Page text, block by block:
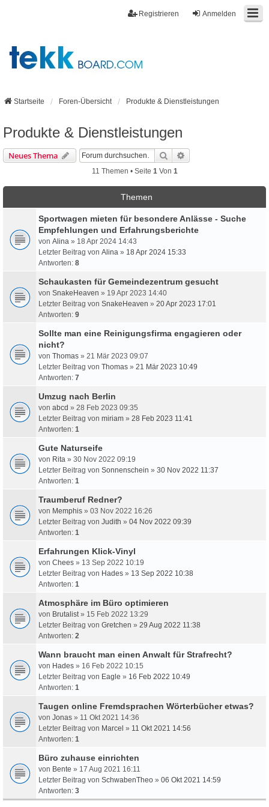
Anmelden
Registrieren
Startseite Foren-Übersicht Produkte & Dienstleistungen
Produkte & Dienstleistungen
Neues Thema Suche
11 Themen • Seite 1Von 1
Themen
Sportwagen mieten für besondere Anlässe - Suche
Empfehlungen und Erfahrungsberichte
von Alina » 18 Apr 2024 14:43
Letzter Beitrag von Alina » 18 Apr 2024 15:33
Antworten: 8
Schaukasten für Gemeindezentrum gesucht
von SnakeHeaven » 19 Apr 2023 14:40
Letzter Beitrag von SnakeHeaven » 20 Apr 2023 17:01
Antworten: 9
Sollte man eine Reinigungsfirma engagieren oder
nicht?
von Thomas » 21 Mär 2023 09:07
Letzter Beitrag von Thomas » 21 Mär 2023 10:49
Antworten: 7
Umzug nach Berlin
von abcd » 28 Feb 2023 09:35
Letzter Beitrag von miriam » 28 Feb 2023 11:41
Antworten: 1
Gute Naturseife
von Rita » 30 Nov 2022 09:19
Letzter Beitrag von Sonnenschein » 30 Nov 2022 11:37
Antworten: 1
Traumberuf Redner?
von Memphis » 03 Nov 2022 16:26
Letzter Beitrag von Judith » 04 Nov 2022 09:39
Antworten: 1
Erfahrungen Klick-Vinyl
von Chees » 13 Sep 2022 10:19
Letzter Beitrag von Hades » 13 Sep 2022 10:38
Antworten: 1
Atmosphäre im Büro optimieren
von Brutalist» 15 Feb 2022 13:29
Letzter Beitrag von Gretchen » 29 Aug 2022 11:38
Antworten: 2
Wann braucht man einen Anwalt für Strafrecht?
von Hades » 16 Feb 2022 10:15
Letzter Beitrag von Eagle » 16 Feb 2022 10:49
Antworten: 1
Taugen online Fremdsprachen Wörterbücher etwas?
von Jonas » 11 Okt 2021 14:36
Letzter Beitrag von Marcel » 11 Okt 2021 14:56
Antworten: 1
Büro zuhause einrichten
von Bente » 17 Aug 2021 16:11
Letzter Beitrag von SchwabenTheo » 06 Okt 2021 14:59
Antworten: 3